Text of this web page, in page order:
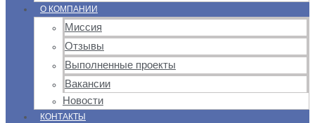
О КОМПАНИИ
Миссия
Отзывы
Выполненные проекты
Вакансии
Новости
КОНТАКТЫ